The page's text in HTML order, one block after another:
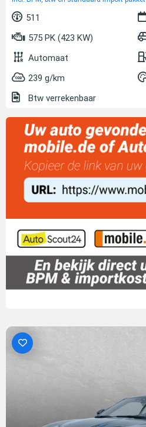
511
575 PK (423 KW)
Automaat
239 g/km
Btw verrekenbaar